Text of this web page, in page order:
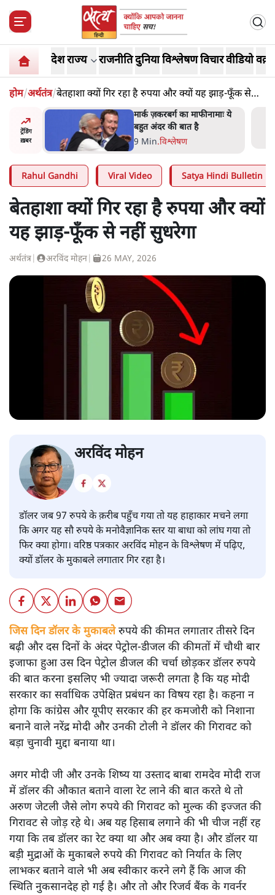
देशराज्य राजनीतिदुनियाविश्लेषणविचारवीडियो
होम/अर्थतंत्र/बेतहाशा क्यों गिर रहा है रुपया और क्यों यह झाड़-फूँक से
नहीं सुधरेगा
ट्रेंडिंग
ख़बर
भागवत
मार्क ज़करबर्ग का माफीनामाः ये
बहुत अंदर की बात है
9 Min.विश्लेषण
Rahul Gandhi Viral Video Satya Hindi Bulletin
बेतहाशा क्यों गिर रहा है रुपया और क्यों
यह झाड़-फूँक से नहीं सुधरेगा
अर्थतंत्र अरविंद मोहन 26 MAY, 2026
अरविंद मोहन
डॉलर जब 97 रुपये के क़रीब पहुँच गया तो यह हाहाकार मचने लगा
कि अगर यह सौ रुपये के मनोवैज्ञानिक स्तर या बाधा को लांघ गया तो
फिर क्या होगा। वरिष्ठ पत्रकार अरविंद मोहन के विश्लेषण में पढ़िए,
क्यों डॉलर के मुकाबले लगातार गिर रहा है।
जिस दिन डॉलर के मुकाबलेरुपये की कीमत लगातार तीसरे दिन
बढ़ी और दस दिनों के अंदर पेट्रोल-डीजल की कीमतों में चौथी बार
इजाफा हुआ उस दिन पेट्रोल डीजल की चर्चा छोड़कर डॉलर रुपये
की बात करना इसलिए भी ज्यादा जरूरी लगता है कि यह मोदी
सरकार का सर्वाधिक उपेक्षित प्रबंधन का विषय रहा है। कहना न
होगा कि कांग्रेस और यूपीए सरकार की हर कमजोरी को निशाना
बनाने वाले नरेंद्र मोदी और उनकी टोली ने डॉलर की गिरावट को
बड़ा चुनावी मुद्दा बनाया था।
अगर मोदी जी और उनके शिष्य या उस्ताद बाबा रामदेव मोदी राज
में डॉलर की औकात बताने वाला रेट लाने की बात करते थे तो
अरुण जेटली जैसे लोग रुपये की गिरावट को मुल्क की इज्जत की
गिरावट से जोड़ रहे थे। अब यह हिसाब लगाने की भी चीज नहीं रह
गया कि तब डॉलर का रेट क्या था और अब क्या है। और डॉलर या
बड़ी मुद्राओं के मुकाबले रुपये की गिरावट को निर्यात के लिए
लाभकर बताने वाले भी अब स्वीकार करने लगे हैं कि आज की
स्थिति नुकसानदेह हो गई है। और तो और रिजर्व बैंक के गवर्नर